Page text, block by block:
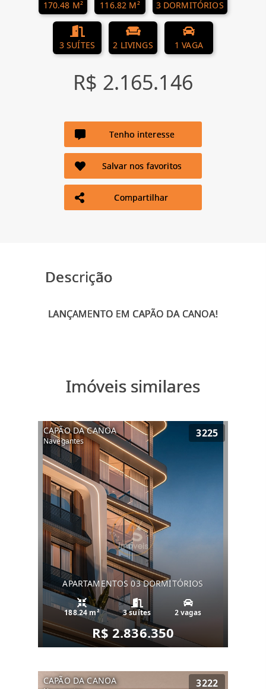
170.48 M² 116.82 M² 3 DORMITÓRIOS
3 SUÍTES 2 LIVINGS 1 VAGA
R$ 2.165.146
Tenho interesse
Salvar nos favoritos
Compartilhar
Descrição
LANÇAMENTO EM CAPÃO DA CANOA!
Imóveis similares
CAPÃO DA CANOA
Navegantes
3225
APARTAMENTOS 03 DORMITÓRIOS
188.24 m² 3 suítes 2 vagas
R$ 2.836.350
CAPÃO DA CANOA 3222